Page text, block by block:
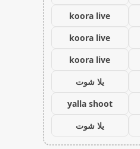
koora live
koora live
koora live
يلا شوت
yalla shoot
يلا شوت